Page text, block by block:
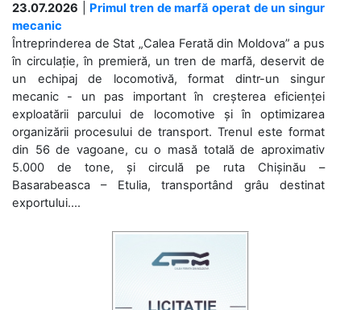
23.07.2026
Primul tren de marfă operat de un singur
mecanic
Întreprinderea de Stat „Calea Ferată din Moldova” a pus
în circulație, în premieră, un tren de marfă, deservit de
un echipaj de locomotivă, format dintr-un singur
mecanic - un pas important în creșterea eficienței
exploatării parcului de locomotive și în optimizarea
organizării procesului de transport. Trenul este format
din 56 de vagoane, cu o masă totală de aproximativ
5.000 de tone, și circulă pe ruta Chișinău –
Basarabeasca – Etulia, transportând grâu destinat
exportului....